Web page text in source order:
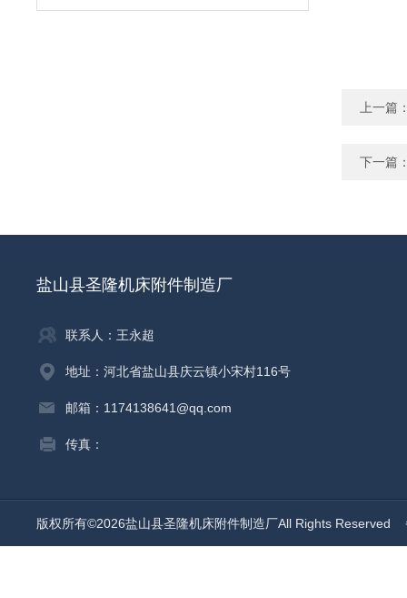
上一篇
下一篇
盐山县圣隆机床附件制造厂
联系人：王永超
地址：河北省盐山县庆云镇小宋村116号
邮箱：1174138641@qq.com
传真：
版权所有©2026盐山县圣隆机床附件制造厂All Rights Reserved